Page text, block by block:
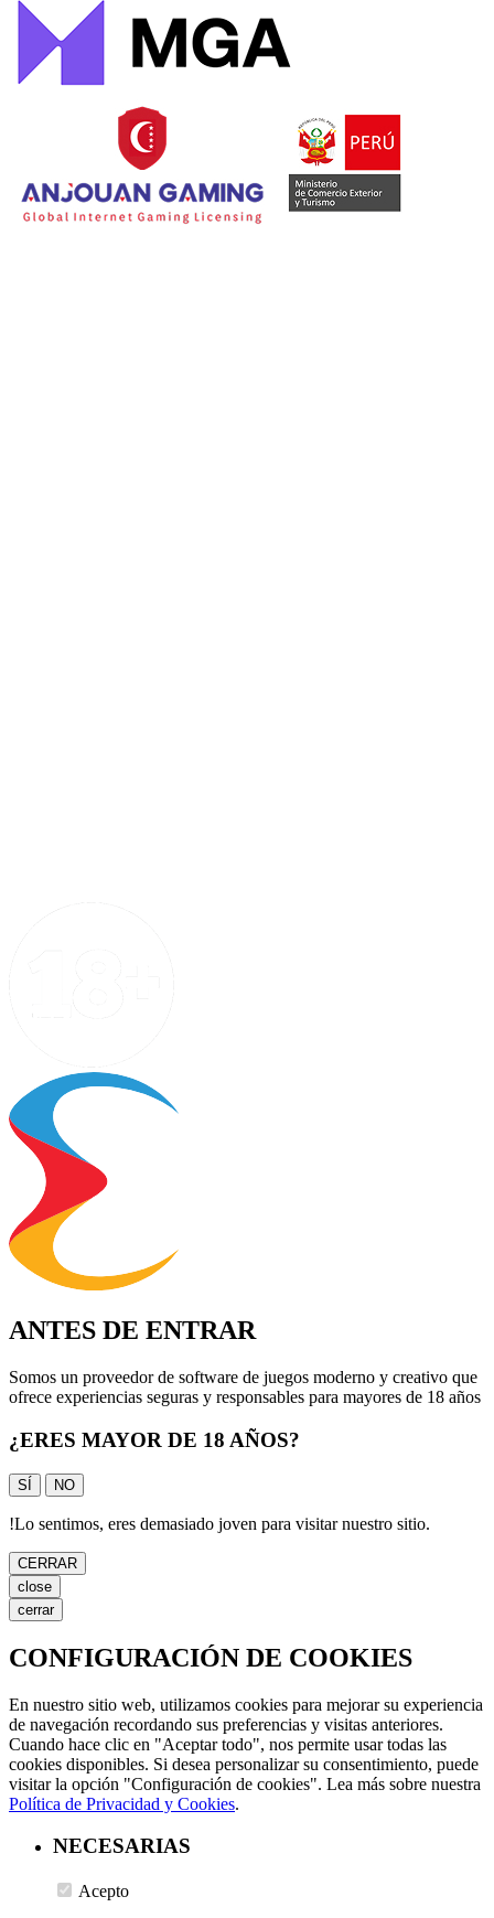
ANTES DE ENTRAR
Somos un proveedor de software de juegos moderno y creativo que
ofrece experiencias seguras y responsables para mayores de 18 años
¿ERES MAYOR DE 18 AÑOS?
SÍ NO
!Lo sentimos, eres demasiado joven para visitar nuestro sitio.
CERRAR
close
cerrar
CONFIGURACIÓN DE COOKIES
En nuestro sitio web, utilizamos cookies para mejorar su experiencia
de navegación recordando sus preferencias y visitas anteriores.
Cuando hace clic en "Aceptar todo", nos permite usar todas las
cookies disponibles. Si desea personalizar su consentimiento, puede
visitar la opción "Configuración de cookies". Lea más sobre nuestra
Política de Privacidad y Cookies.
NECESARIAS
Acepto